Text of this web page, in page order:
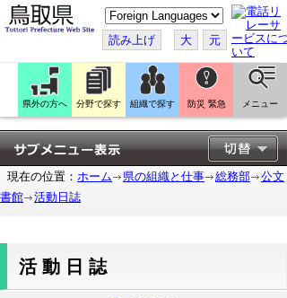
こ
の
ペ
ー
ジ
翻
訳
す
る
読み上げ 大 元
県外の方へ 分野で探す 組織で探す 防災 緊急 メニュー
現在の位置： ホーム 県の組織と仕事 総務部
公文
書館
活動日誌
活動日誌